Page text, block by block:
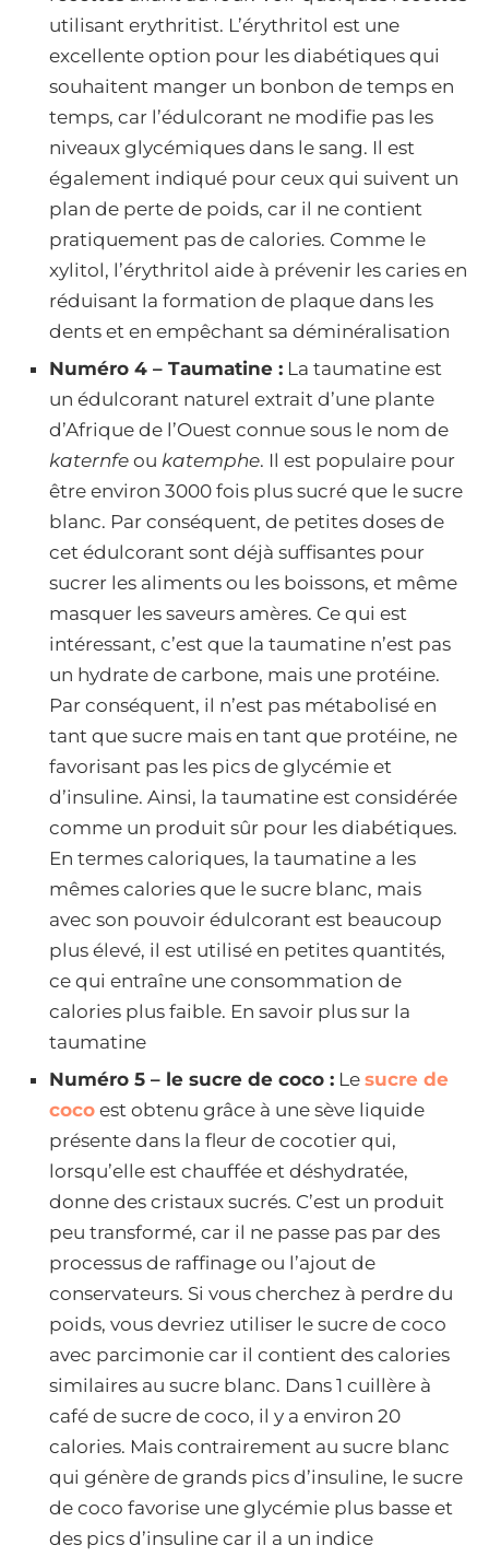
utilisant erythritist. L’érythritol est une
excellente option pour les diabétiques qui
souhaitent manger un bonbon de temps en
temps, car l’édulcorant ne modifie pas les
niveaux glycémiques dans le sang. Il est
également indiqué pour ceux qui suivent un
plan de perte de poids, car il ne contient
pratiquement pas de calories. Comme le
xylitol, l’érythritol aide à prévenir les caries en
réduisant la formation de plaque dans les
dents et en empêchant sa déminéralisation
Numéro 4 – Taumatine : La taumatine est
un édulcorant naturel extrait d’une plante
d’Afrique de l’Ouest connue sous le nom de
katernfe ou katemphe. Il est populaire pour
être environ 3000 fois plus sucré que le sucre
blanc. Par conséquent, de petites doses de
cet édulcorant sont déjà suffisantes pour
sucrer les aliments ou les boissons, et même
masquer les saveurs amères. Ce qui est
intéressant, c’est que la taumatine n’est pas
un hydrate de carbone, mais une protéine.
Par conséquent, il n’est pas métabolisé en
tant que sucre mais en tant que protéine, ne
favorisant pas les pics de glycémie et
d’insuline. Ainsi, la taumatine est considérée
comme un produit sûr pour les diabétiques.
En termes caloriques, la taumatine a les
mêmes calories que le sucre blanc, mais
avec son pouvoir édulcorant est beaucoup
plus élevé, il est utilisé en petites quantités,
ce qui entraîne une consommation de
calories plus faible. En savoir plus sur la
taumatine
Numéro 5 – le sucre de coco : Le sucre de
coco est obtenu grâce à une sève liquide
présente dans la fleur de cocotier qui,
lorsqu’elle est chauffée et déshydratée,
donne des cristaux sucrés. C’est un produit
peu transformé, car il ne passe pas par des
processus de raffinage ou l’ajout de
conservateurs. Si vous cherchez à perdre du
poids, vous devriez utiliser le sucre de coco
avec parcimonie car il contient des calories
similaires au sucre blanc. Dans 1 cuillère à
café de sucre de coco, il y a environ 20
calories. Mais contrairement au sucre blanc
qui génère de grands pics d’insuline, le sucre
de coco favorise une glycémie plus basse et
des pics d’insuline car il a un indice